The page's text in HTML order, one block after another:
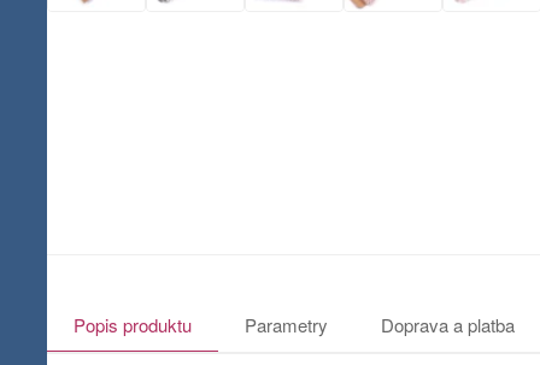
Popis produktu Parametry Doprava a platba